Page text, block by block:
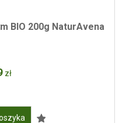
BIO 200g NaturAvena
zł